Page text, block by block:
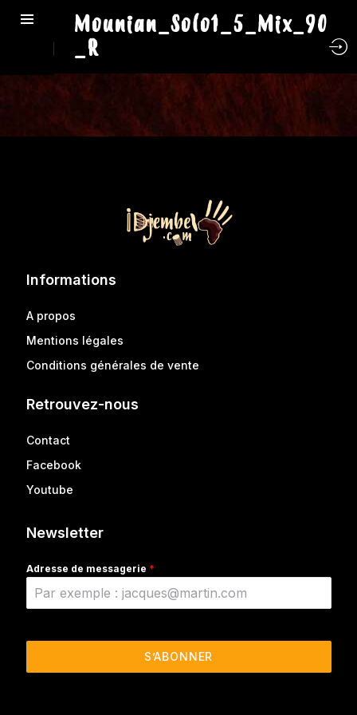
Mounian_Solo1_5_Mix_90
_R
Informations
A propos
Mentions légales
Conditions générales de vente
Retrouvez-nous
Contact
Facebook
Youtube
Newsletter
Adresse de messagerie *
S’ABONNER